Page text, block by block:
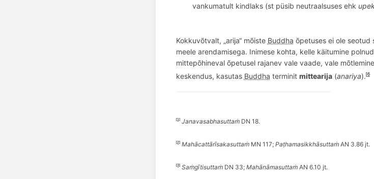
vankumatult kindlaks (st püsib neutraalsuses ehk
Kokkuvõtvalt, „arija“ mõiste Buddha õpetuses ei ole seotud
meele arendamisega. Inimese kohta, kelle käitumine
mittepõhineval õpetusel rajanev vale vaade, vale
keskendus, kasutas Buddha terminit mittearija(anariya). [6
[1] JanavasabhasuttaṁDN 18.
[2] Mahācattārīsakasuttaṁ MN 117; Paṭhamasikkhāsuttaṁ AN 3.86 jt.
[3] Saṁgītisuttaṁ DN 33; MahānāmasuttaṁAN 6.10 jt.